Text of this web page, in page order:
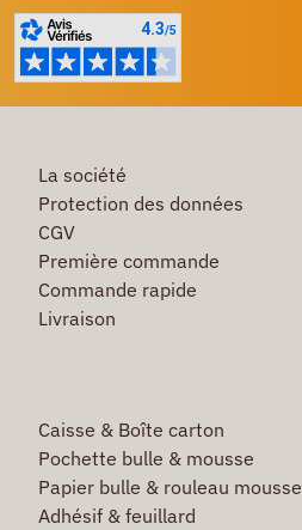
La société
Protection des données
CGV
Première commande
Commande rapide
Livraison
Caisse & Boîte carton
Pochette bulle & mousse
Papier bulle & rouleau mousse
Adhésif & feuillard